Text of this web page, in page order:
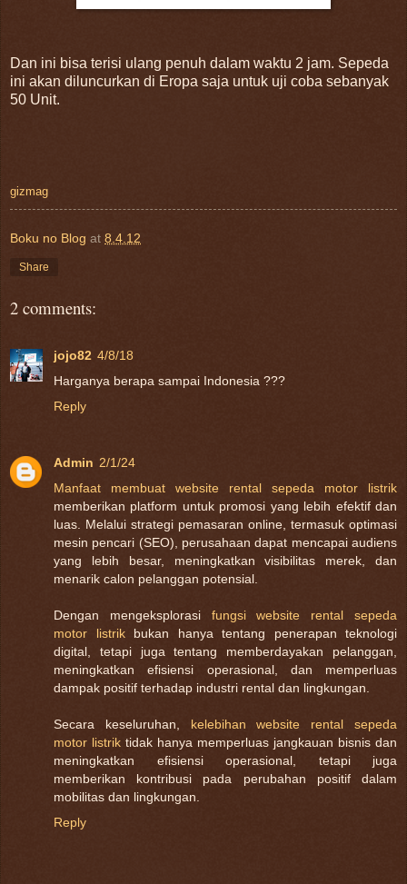
Dan ini bisa terisi ulang penuh dalam waktu 2 jam. Sepeda
ini akan diluncurkan di Eropa saja untuk uji coba sebanyak
50 Unit.
gizmag
Boku no Blog at 8.4.12
Share
2 comments:
jojo82 4/8/18
Harganya berapa sampai Indonesia ???
Reply
Admin 2/1/24
Manfaat membuat website rental sepeda motor listrik
memberikan platform untuk promosi yang lebih efektif dan
luas. Melalui strategi pemasaran online, termasuk optimasi
mesin pencari (SEO), perusahaan dapat mencapai audiens
yang lebih besar, meningkatkan visibilitas merek, dan
menarik calon pelanggan potensial.
Dengan mengeksplorasi fungsi website rental sepeda
motor listrikbukan hanya tentang penerapan teknologi
digital, tetapi juga tentang memberdayakan pelanggan,
meningkatkan efisiensi operasional, dan memperluas
dampak positif terhadap industri rental dan lingkungan.
Secara keseluruhan, kelebihan website rental sepeda
motor listrik tidak hanya memperluas jangkauan bisnis dan
meningkatkan efisiensi operasional, tetapi juga
memberikan kontribusi pada perubahan positif dalam
mobilitas dan lingkungan.
Reply